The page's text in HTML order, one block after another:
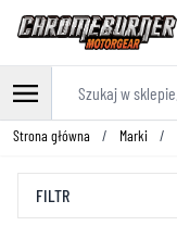
Przejdź do treści
Strona główna / Marki /
FILTR